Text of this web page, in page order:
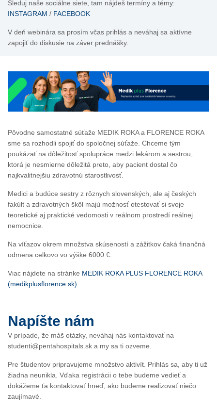
Sleduj naše sociálne siete, tam nájdeš termíny a témy:
INSTAGRAM / FACEBOOK
V deň webinára sa prosím včas prihlás a neváhaj sa aktívne
zapojiť do diskusie na záver prednášky.
Pôvodne samostatné súťaže MEDIK ROKA a FLORENCE ROKA
sme sa rozhodli spojiť do spoločnej súťaže. Chceme tým
poukázať na dôležitosť spolupráce medzi lekárom a sestrou,
ktorá je nesmierne dôležitá preto, aby pacient dostal čo
najkvalitnejšiu zdravotnú starostlivosť.
Medici a budúce sestry z rôznych slovenských, ale aj českých
fakúlt a zdravotných škôl majú možnosť otestovať si svoje
teoretické aj praktické vedomosti v reálnom prostredí reálnej
nemocnice.
Na víťazov okrem množstva skúseností a zážitkov čaká finančná
odmena celkovo vo výške 6000 €.
Viac nájdete na stránke MEDIK ROKA PLUS FLORENCE ROKA
(medikplusflorence.sk)
Napíšte nám
V prípade, že máš otázky, neváhaj nás kontaktovať na
studenti@pentahospitals.sk a my sa ti ozveme.
Pre študentov pripravujeme množstvo aktivít. Prihlás sa, aby ti už
žiadna neunikla. Vďaka registrácii o tebe budeme vedieť a
dokážeme ťa kontaktovať hneď, ako budeme realizovať niečo
zaujímavé.